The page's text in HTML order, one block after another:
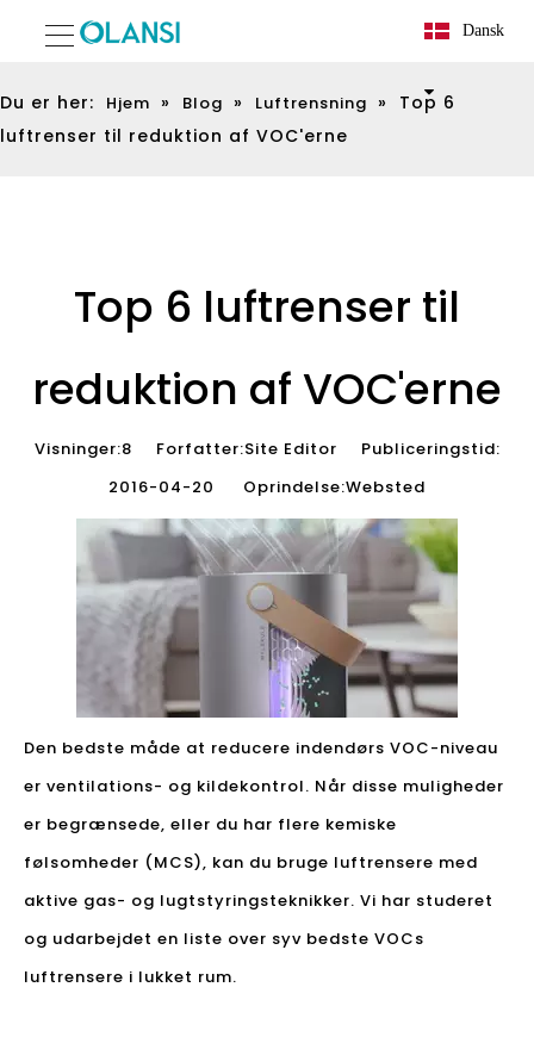
Dansk
Du er her: Hjem » Blog » Luftrensning »
Top 6
luftrenser til reduktion af VOC'erne
Top 6 luftrenser til
reduktion af VOC'erne
Visninger:8 Forfatter:Site Editor Publiceringstid:
2016-04-20 Oprindelse:Websted
Den bedste måde at reducere indendørs VOC-niveau
er ventilations- og kildekontrol. Når disse muligheder
er begrænsede, eller du har flere kemiske
følsomheder (MCS), kan du bruge luftrensere med
aktive gas- og lugtstyringsteknikker. Vi har studeret
og udarbejdet en liste over syv bedste VOCs
luftrensere i lukket rum.